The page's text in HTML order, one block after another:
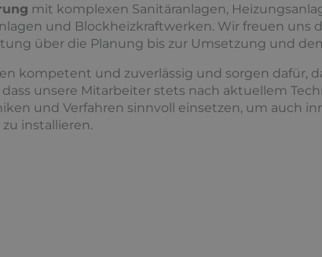
mit komplexen Sanitäranlagen,
und Blockheizkraftwerken. Wir freuen uns
über die Planung bis zur Umsetzung und
kompetent und zuverlässig und sorgen dafür,
unsere Mitarbeiter stets nach aktuellem
und Verfahren sinnvoll einsetzen, um auch
installieren.